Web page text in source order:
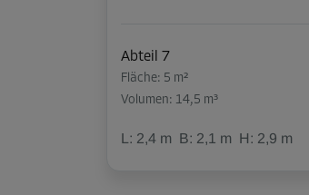
Abteil 7
Fläche: 5 m²
Volumen: 14,5 m³
L: 2,4 m B: 2,1 m H: 2,9 m